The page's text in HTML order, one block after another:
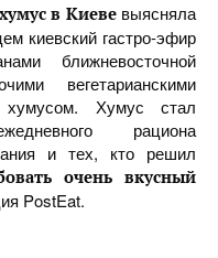
в Киевевыясняла
киевский гастро-эфир
ближневосточной
вегетарианскими
Хумус стал
рациона
и тех, кто решил
очень вкусный
PostEat.